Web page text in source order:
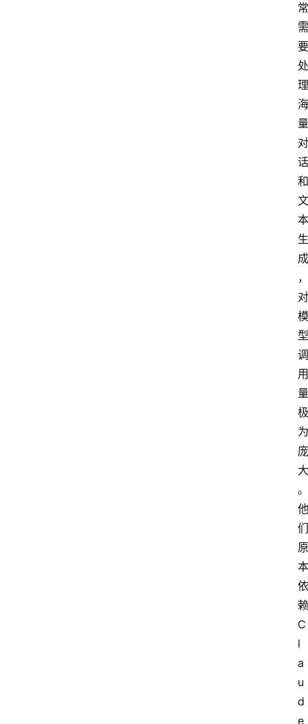
常
需
要
处
理
海
量
对
话
和
文
本
生
成
，
对
模
型
调
用
量
极
为
庞
大
。
他
们
原
本
依
赖
C
l
a
u
d
e